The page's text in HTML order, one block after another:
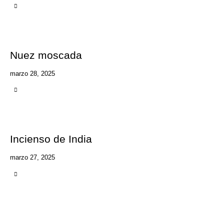
Nuez moscada
marzo 28, 2025
Incienso de India
marzo 27, 2025